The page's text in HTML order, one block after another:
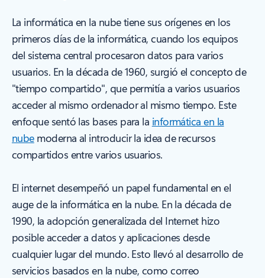
La informática en la nube tiene sus orígenes en los
primeros días de la informática, cuando los equipos
del sistema central procesaron datos para varios
usuarios. En la década de 1960, surgió el concepto de
"tiempo compartido", que permitía a varios usuarios
acceder al mismo ordenador al mismo tiempo. Este
enfoque sentó las bases para la informática en la
nubemoderna al introducir la idea de recursos
compartidos entre varios usuarios.
El internet desempeñó un papel fundamental en el
auge de la informática en la nube. En la década de
1990, la adopción generalizada del Internet hizo
posible acceder a datos y aplicaciones desde
cualquier lugar del mundo. Esto llevó al desarrollo de
servicios basados en la nube, como correo